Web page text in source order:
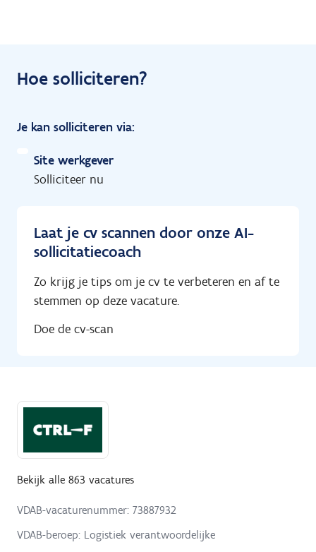
Hoe solliciteren?
Je kan solliciteren via:
Site werkgever
Solliciteer nu
Laat je cv scannen door onze AI-
sollicitatiecoach
Zo krijg je tips om je cv te verbeteren en af te
stemmen op deze vacature.
Doe de cv-scan
Bekijk alle 863 vacatures
VDAB-vacaturenummer: 73887932
VDAB-beroep: Logistiek verantwoordelijke